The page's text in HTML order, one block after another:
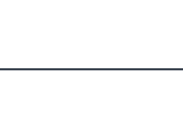
principal
À
version